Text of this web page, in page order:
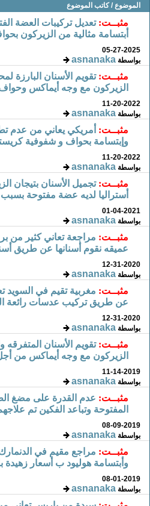
الموضوع/ كاتب الموضوع
مثبــت: تعديل تركيبات العضة
أبتسامة مثالية من الزيركون
05-27-2025
بواسطةasnanaka
مثبــت: تقويم الأسنان البارزة
الزيركون مع وجه أيماكس
11-20-2022
بواسطةasnanaka
مثبــت: أمريكي يعاني من عدم
وإبتسامة بحواف و شفوفية
11-20-2022
بواسطةasnanaka
مثبــت: تجميل الأسنان بتيجان
أستراليا لديه عضة مفتوحة
01-04-2021
بواسطةasnanaka
مثبــت: مراجعة تعاني كثير من
عميقه نقوم أسنانها عن طريق
12-31-2020
بواسطةasnanaka
مثبــت: مغربية تقيم في السويد
عن طريق تركيب عدسات رائعة
12-31-2020
بواسطةasnanaka
مثبــت: تقويم الأسنان المتفرقه
الزيركون مع وجه أيماكس من
11-14-2019
بواسطةasnanaka
مثبــت: عدم القدرة على مضغ
المفتوحة وتباعد الفكين تم
08-09-2019
بواسطةasnanaka
مثبــت: مراجع مقيم في
وأبتسامة هوليود ب أسعار زهيدة
08-01-2019
بواسطةasnanaka